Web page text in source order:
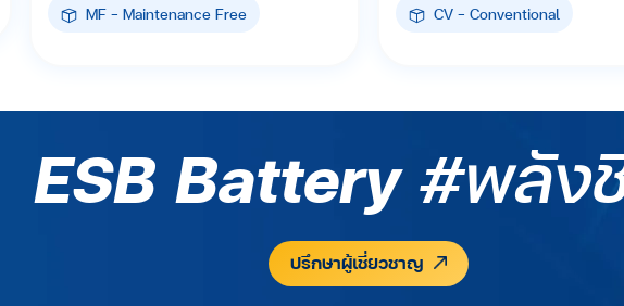
MF - Maintenance Free CV - Conventional
ESB Battery#พลัง
ปรึกษาผู้เชี่ยวชาญ